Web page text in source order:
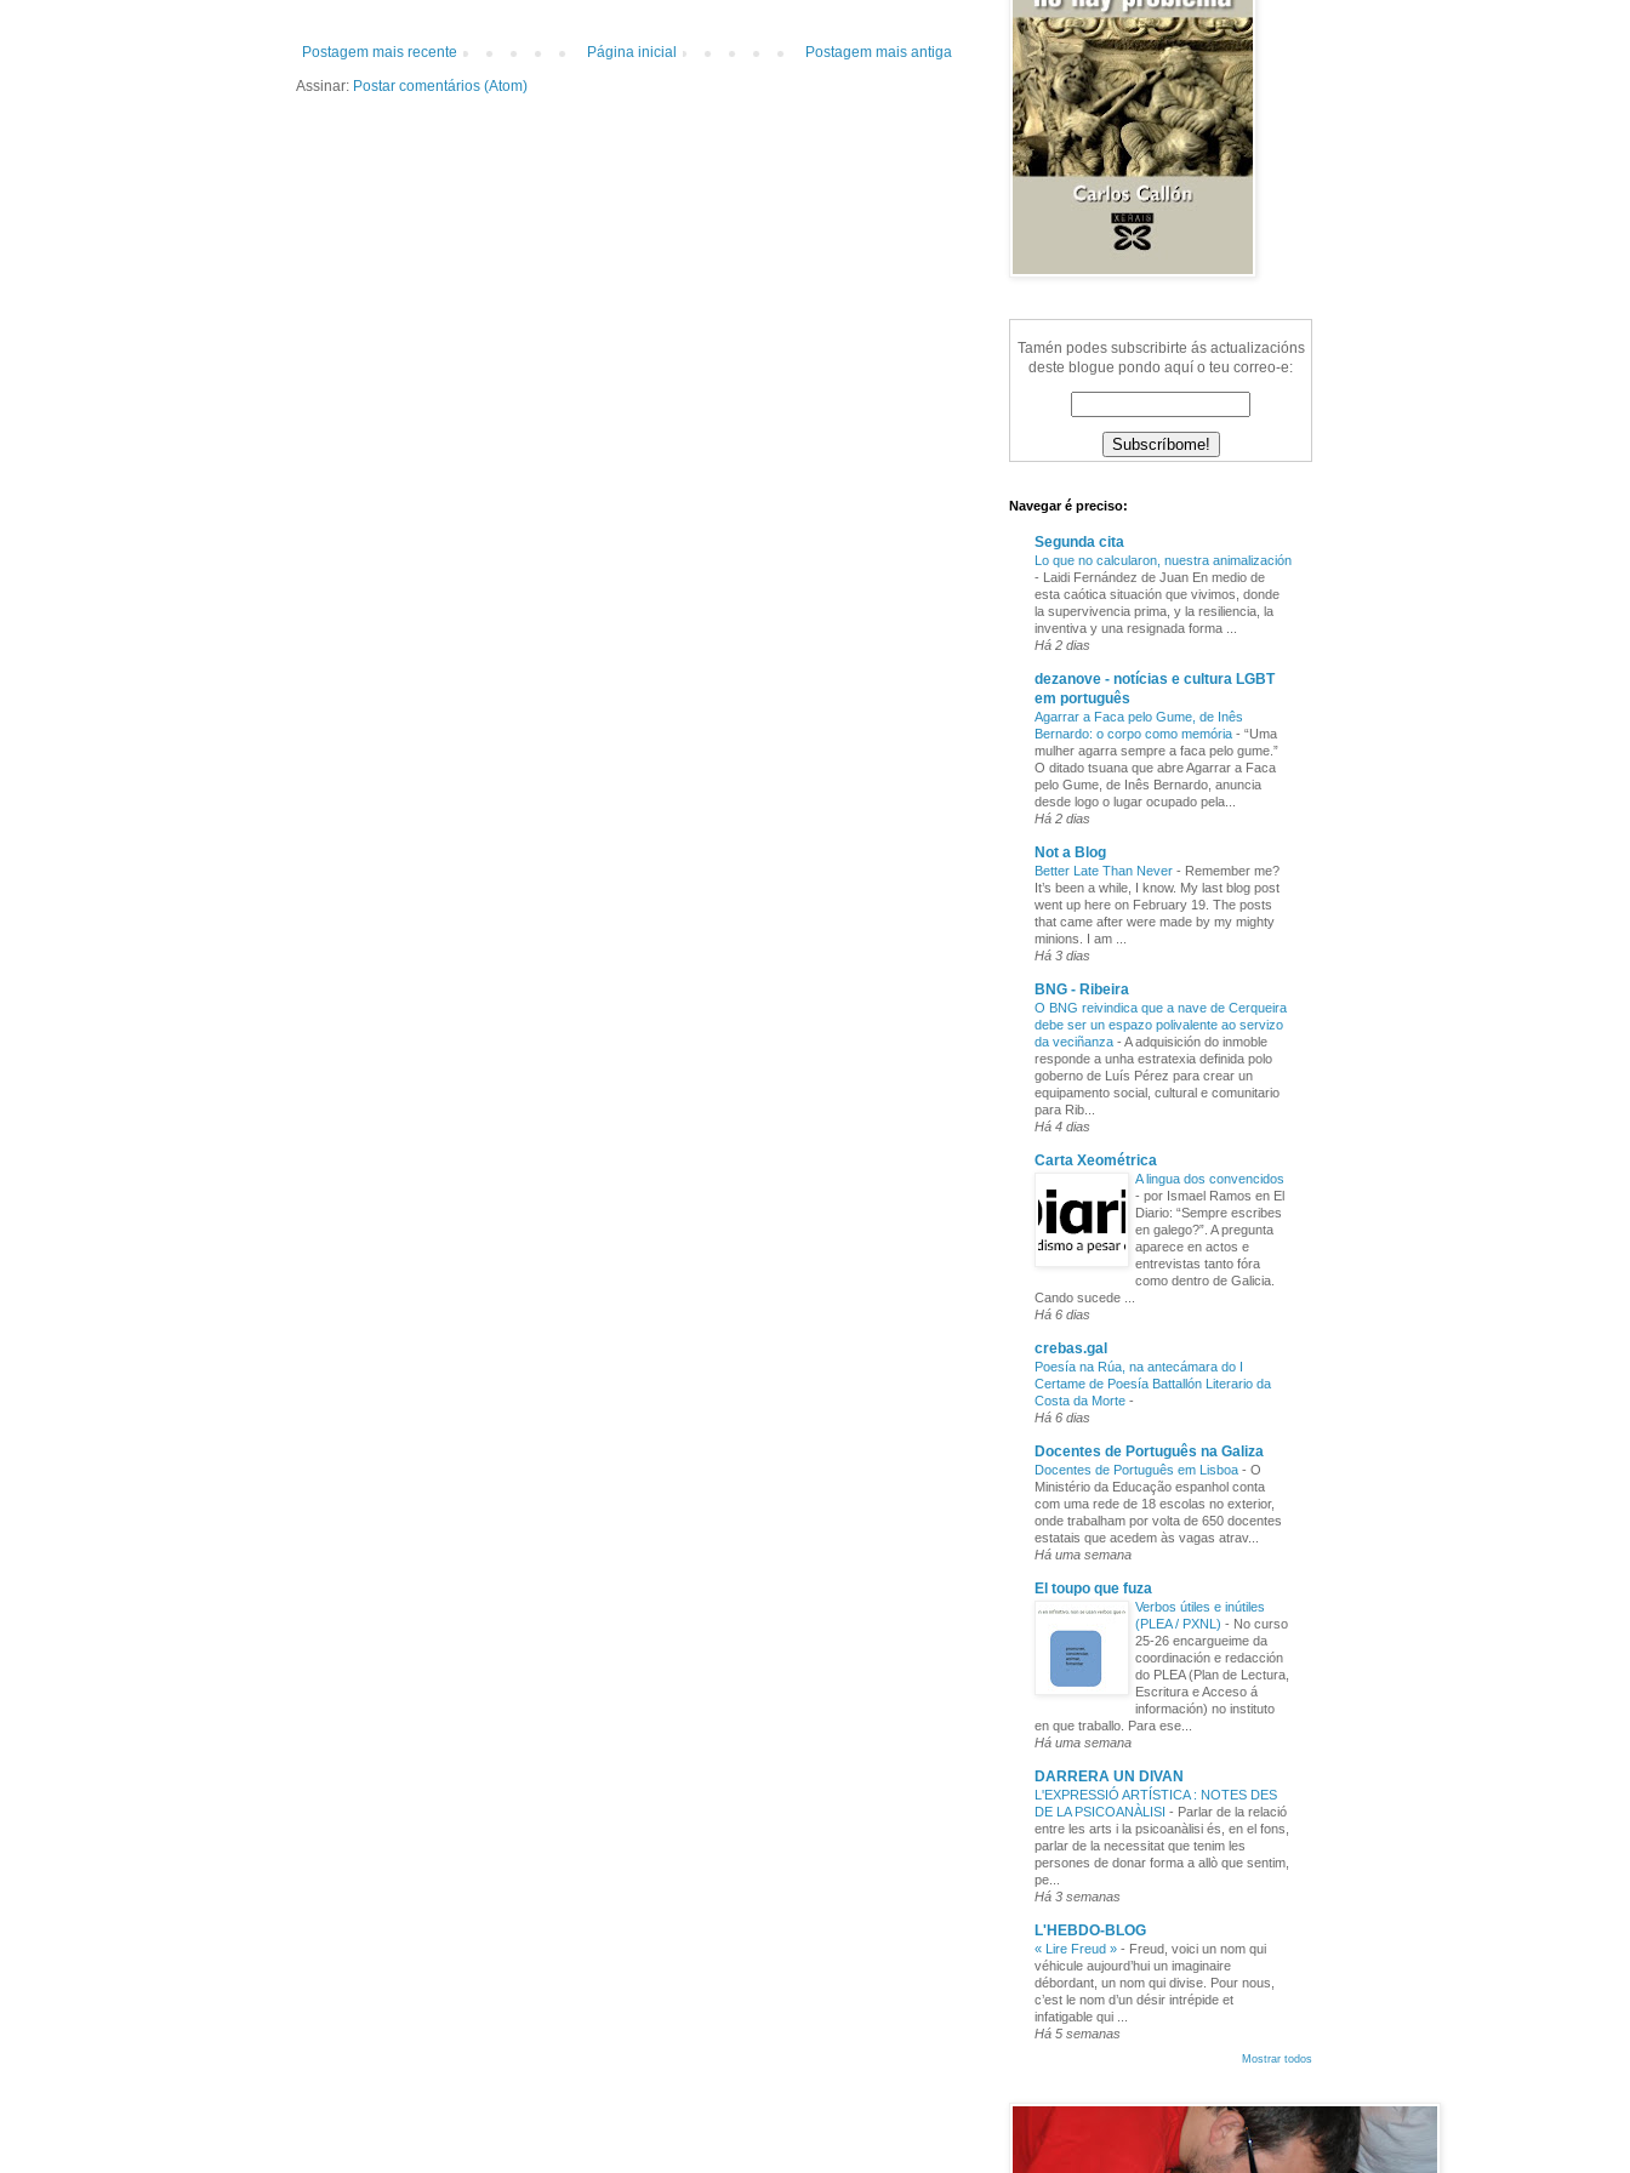
Postagem mais recente Postagem mais antiga
Página inicial
Assinar: Postar comentários (Atom)
Tamén podes subscribirte ás actualizacións
deste blogue pondo aquí o teu correo-e:
Navegar é preciso:
Segunda cita
Lo que no calcularon, nuestra animalización
- Laidi Fernández de Juan En medio de
esta caótica situación que vivimos, donde
la supervivencia prima, y la resiliencia, la
inventiva y una resignada forma ...
Há 2 dias
dezanove - notícias e cultura LGBT
em português
Agarrar a Faca pelo Gume, de Inês
Bernardo: o corpo como memória - “Uma
mulher agarra sempre a faca pelo gume.”
O ditado tsuana que abre Agarrar a Faca
pelo Gume, de Inês Bernardo, anuncia
desde logo o lugar ocupado pela...
Há 2 dias
Not a Blog
Better Late Than Never - Remember me?
It’s been a while, I know. My last blog post
went up here on February 19. The posts
that came after were made by my mighty
minions. I am ...
Há 3 dias
BNG - Ribeira
O BNG reivindica que a nave de Cerqueira
debe ser un espazo polivalente ao servizo
da veciñanza - A adquisición do inmoble
responde a unha estratexia definida polo
goberno de Luís Pérez para crear un
equipamento social, cultural e comunitario
para Rib...
Há 4 dias
Carta Xeométrica
A lingua dos convencidos
- por Ismael Ramos en El
Diario: “Sempre escribes
en galego?”. A pregunta
aparece en actos e
entrevistas tanto fóra
como dentro de Galicia.
Cando sucede ...
Há 6 dias
crebas.gal
Poesía na Rúa, na antecámara do I
Certame de Poesía Battallón Literario da
Costa da Morte -
Há 6 dias
Docentes de Português na Galiza
Docentes de Português em Lisboa - O
Ministério da Educação espanhol conta
com uma rede de 18 escolas no exterior,
onde trabalham por volta de 650 docentes
estatais que acedem às vagas atrav...
Há uma semana
El toupo que fuza
Verbos útiles e inútiles
(PLEA / PXNL) - No curso
25-26 encargueime da
coordinación e redacción
do PLEA (Plan de Lectura,
Escritura e Acceso á
información) no instituto
en que traballo. Para ese...
Há uma semana
DARRERA UN DIVAN
L'EXPRESSIÓ ARTÍSTICA : NOTES DES
DE LA PSICOANÀLISI - Parlar de la relació
entre les arts i la psicoanàlisi és, en el fons,
parlar de la necessitat que tenim les
persones de donar forma a allò que sentim,
pe...
Há 3 semanas
L'HEBDO-BLOG
« Lire Freud » - Freud, voici un nom qui
véhicule aujourd’hui un imaginaire
débordant, un nom qui divise. Pour nous,
c’est le nom d’un désir intrépide et
infatigable qui ...
Há 5 semanas
Mostrar todos